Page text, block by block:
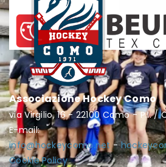
Associazione Hockey Como
via Virgilio, 16 - 22100 Como - P.I. /
E-mail:
info@hockeycomo.net -
Cookie Policy